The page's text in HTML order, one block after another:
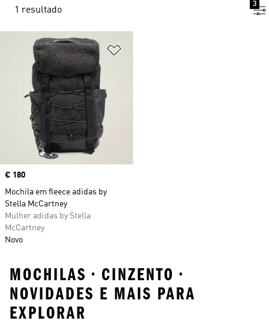
1 resultado
3
Price
€ 180
Mochila em fleece adidas by
Stella McCartney
Mulher adidas by Stella
McCartney
Novo
MOCHILAS • CINZENTO •
NOVIDADES E MAIS PARA
EXPLORAR